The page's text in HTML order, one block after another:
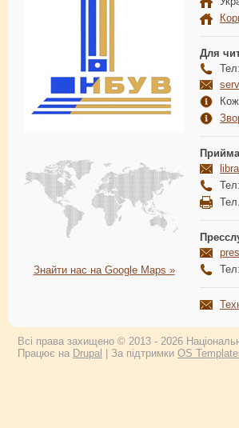
Знайти нас на Google Maps »
Для
Всі права захищено © 2013 - 2026
Працює на Drupal | За підтримки OS